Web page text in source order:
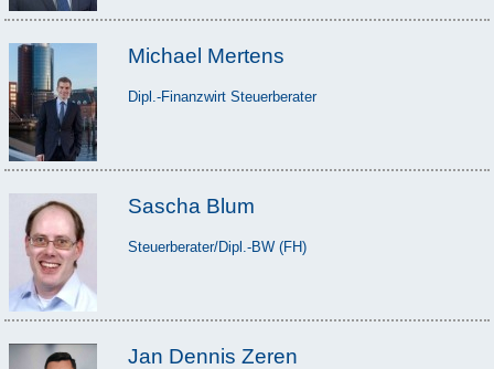
Michael Mertens
Dipl.-Finanzwirt Steuerberater
Sascha Blum
Steuerberater/Dipl.-BW (FH)
Jan Dennis Zeren